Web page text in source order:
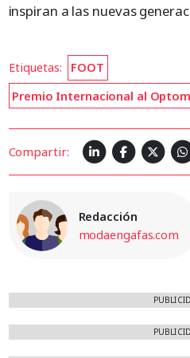
inspiran a las nuevas
Etiquetas:
FOOT
Premio Internacional al
Compartir:
Redacción
modaengafas.com